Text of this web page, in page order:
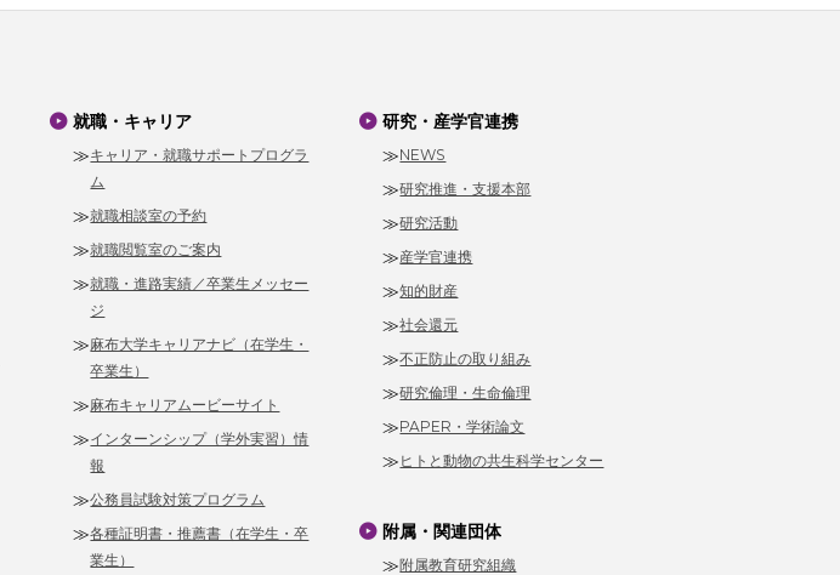
就職・キャリア
キャリア・就職サポートプログラ
ム
就職相談室の予約
就職閲覧室のご案内
就職・進路実績／卒業生メッセー
ジ
麻布大学キャリアナビ（在学生・
卒業生）
麻布キャリアムービーサイト
インターンシップ（学外実習）情
報
公務員試験対策プログラム
各種証明書・推薦書（在学生・卒
業生）
研究・産学官連携
NEWS
研究推進・支援本部
研究活動
産学官連携
知的財産
社会還元
不正防止の取り組み
研究倫理・生命倫理
PAPER・学術論文
ヒトと動物の共生科学センター
附属・関連団体
附属教育研究組織